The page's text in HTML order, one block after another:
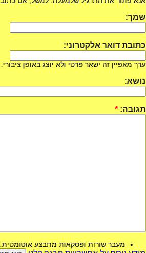
שמך:
כתובת דואר אלקטרוני:
ערך מאפיין זה ישאר פרטי ולא יוצג באופן ציבורי.
נושא:
תגובה: *
מעבר שורות ופסקאות מתבצע אוטומטית.